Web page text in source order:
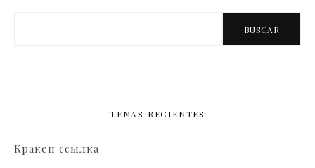
TEMAS RECIENTES
Кракен ссылка